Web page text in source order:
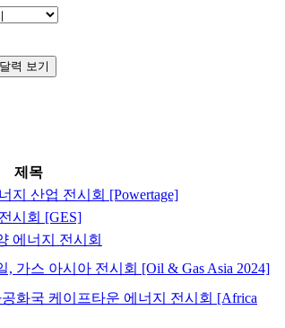
력 보기
제목
지 산업 전시회 [Powertage]
시회 [GES]
에너지 전시회
가스 아시아 전시회 [Oil & Gas Asia 2024]
화국 케이프타운 에너지 전시회 [Africa